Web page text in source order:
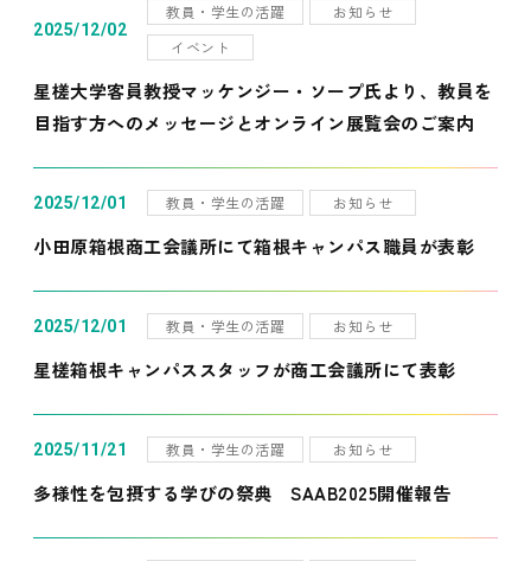
2025/12/02
教員・学生の活躍
お知らせ
イベント
星槎大学客員教授マッケンジー・ソープ氏より、教員を
目指す方へのメッセージとオンライン展覧会のご案内
2025/12/01 教員・学生の活躍 お知らせ
小田原箱根商工会議所にて箱根キャンパス職員が表彰
2025/12/01 教員・学生の活躍 お知らせ
星槎箱根キャンパススタッフが商工会議所にて表彰
2025/11/21 教員・学生の活躍 お知らせ
多様性を包摂する学びの祭典 SAAB2025開催報告